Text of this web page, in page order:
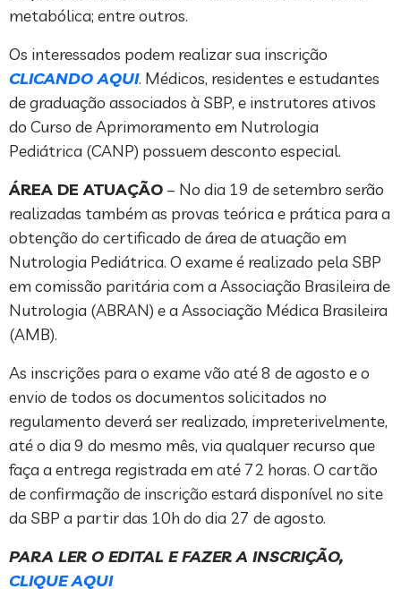
metabólica; entre outros.
Os interessados podem realizar sua inscrição
CLICANDO AQUI. Médicos, residentes e estudantes
de graduação associados à SBP, e instrutores ativos
do Curso de Aprimoramento em Nutrologia
Pediátrica (CANP) possuem desconto especial.
ÁREA DE ATUAÇÃO – No dia 19 de setembro serão
realizadas também as provas teórica e prática para a
obtenção do certificado de área de atuação em
Nutrologia Pediátrica. O exame é realizado pela SBP
em comissão paritária com a Associação Brasileira de
Nutrologia (ABRAN) e a Associação Médica Brasileira
(AMB).
As inscrições para o exame vão até 8 de agosto e o
envio de todos os documentos solicitados no
regulamento deverá ser realizado, impreterivelmente,
até o dia 9 do mesmo mês, via qualquer recurso que
faça a entrega registrada em até 72 horas. O cartão
de confirmação de inscrição estará disponível no site
da SBP a partir das 10h do dia 27 de agosto.
PARA LER O EDITAL E FAZER A INSCRIÇÃO,
CLIQUE AQUI